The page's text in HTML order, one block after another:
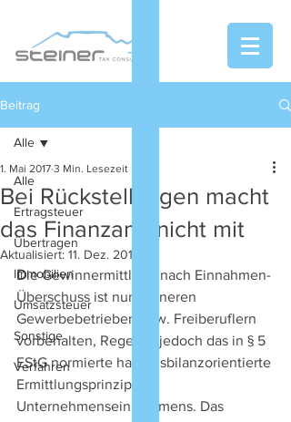
Beitrag
Alle
Ertragsteuer
Übertragen
Immobilien
Umsatzsteuer
Sonstige
Verfahren
Alle
Bei Rückstellungen macht
das Finanzamt nicht mit
1. Mai 2017 3 Min. Lesezeit
Aktualisiert: 11. Dez. 2019
Die Gewinnermittlung nach Einnahmen-
Überschuss ist nur kleineren
Gewerbebetrieben bzw. Freiberuflern
vorbehalten, Regel ist jedoch das in § 5
EStG normierte handelsbilanzorientierte
Ermittlungsprinzip des
Unternehmenseinkommens. Das